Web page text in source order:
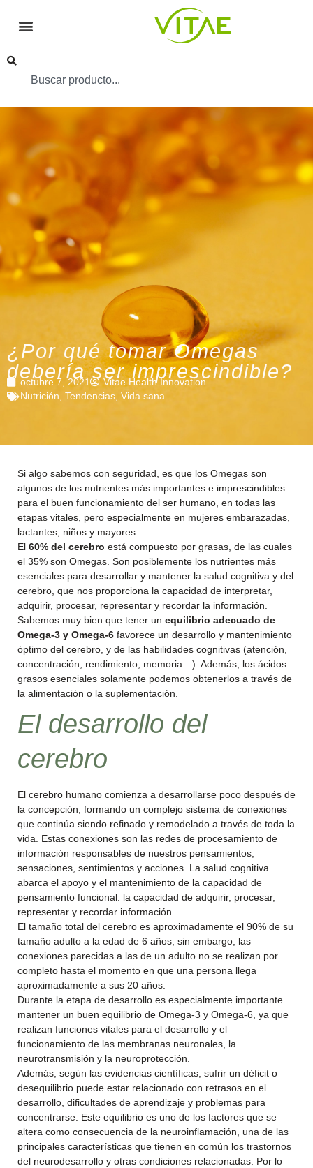
¿Por qué tomar Omegas
debería ser imprescindible?
octubre 7, 2021
Vitae Health Innovation
Nutrición Tendencias Vida sana
Si algo sabemos con seguridad, es que los Omegas son
algunos de los nutrientes más importantes e imprescindibles
para el buen funcionamiento del ser humano, en todas las
etapas vitales, pero especialmente en mujeres embarazadas,
lactantes, niños y mayores.
El 60% del cerebro está compuesto por grasas, de las cuales
el 35% son Omegas. Son posiblemente los nutrientes más
esenciales para desarrollar y mantener la salud cognitiva y del
cerebro, que nos proporciona la capacidad de interpretar,
adquirir, procesar, representar y recordar la información.
Sabemos muy bien que tener un equilibrio adecuado de
Omega-3 y Omega-6 favorece un desarrollo y mantenimiento
óptimo del cerebro, y de las habilidades cognitivas (atención,
concentración, rendimiento, memoria…). Además, los ácidos
grasos esenciales solamente podemos obtenerlos a través de
la alimentación o la suplementación.
El desarrollo del
cerebro
El cerebro humano comienza a desarrollarse poco después de
la concepción, formando un complejo sistema de conexiones
que continúa siendo refinado y remodelado a través de toda la
vida. Estas conexiones son las redes de procesamiento de
información responsables de nuestros pensamientos,
sensaciones, sentimientos y acciones. La salud cognitiva
abarca el apoyo y el mantenimiento de la capacidad de
pensamiento funcional: la capacidad de adquirir, procesar,
representar y recordar información.
El tamaño total del cerebro es aproximadamente el 90% de su
tamaño adulto a la edad de 6 años, sin embargo, las
conexiones parecidas a las de un adulto no se realizan por
completo hasta el momento en que una persona llega
aproximadamente a sus 20 años.
Durante la etapa de desarrollo es especialmente importante
mantener un buen equilibrio de Omega-3 y Omega-6, ya que
realizan funciones vitales para el desarrollo y el
funcionamiento de las membranas neuronales, la
neurotransmisión y la neuroprotección.
Además, según las evidencias científicas, sufrir un déficit o
desequilibrio puede estar relacionado con retrasos en el
desarrollo, dificultades de aprendizaje y problemas para
concentrarse. Este equilibrio es uno de los factores que se
altera como consecuencia de la neuroinflamación, una de las
principales características que tienen en común los trastornos
del neurodesarrollo y otras condiciones relacionadas. Por lo